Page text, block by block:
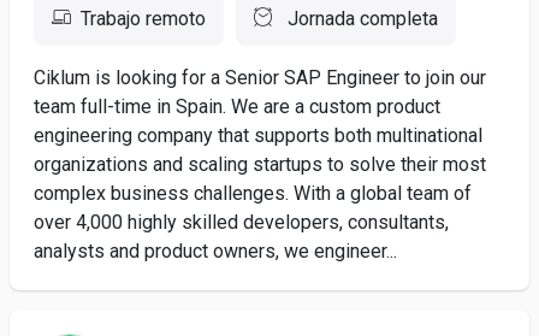
Trabajo remoto Jornada completa
Ciklum is looking for a Senior SAP Engineer to join our
team full-time in Spain. We are a custom product
engineering company that supports both multinational
organizations and scaling startups to solve their most
complex business challenges. With a global team of
over 4,000 highly skilled developers, consultants,
analysts and product owners, we engineer...